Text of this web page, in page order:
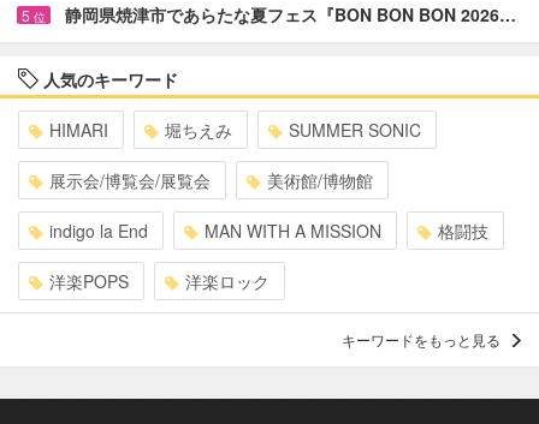
5 位 静岡県焼津市であらたな夏フェス『BON BON BON 2026…
人気のキーワード
HIMARI 堀ちえみ SUMMER SONIC
展示会/博覧会/展覧会 美術館/博物館
indigo la End MAN WITH A MISSION 格闘技
洋楽POPS 洋楽ロック
キーワードをもっと見る